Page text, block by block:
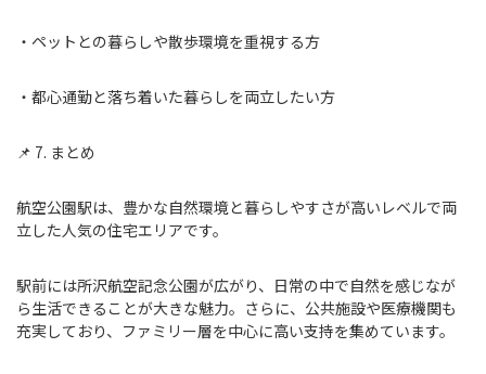
・ペットとの暮らしや散歩環境を重視する方
・都心通勤と落ち着いた暮らしを両立したい方
📌 7. まとめ
航空公園駅は、豊かな自然環境と暮らしやすさが高いレベルで両
立した人気の住宅エリアです。
駅前には所沢航空記念公園が広がり、日常の中で自然を感じなが
ら生活できることが大きな魅力。さらに、公共施設や医療機関も
充実しており、ファミリー層を中心に高い支持を集めています。